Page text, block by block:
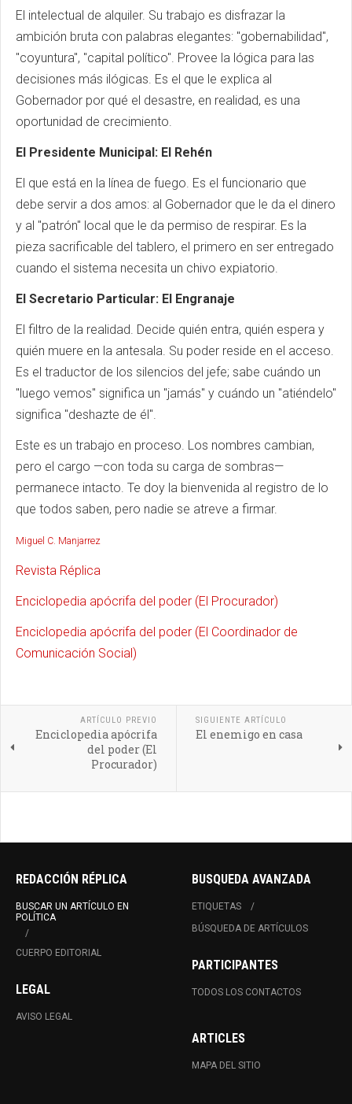
El intelectual de alquiler. Su trabajo es disfrazar la
ambición bruta con palabras elegantes: "gobernabilidad",
"coyuntura", "capital político". Provee la lógica para las
decisiones más ilógicas. Es el que le explica al
Gobernador por qué el desastre, en realidad, es una
oportunidad de crecimiento.
El Presidente Municipal: El Rehén
El que está en la línea de fuego. Es el funcionario que
debe servir a dos amos: al Gobernador que le da el dinero
y al "patrón" local que le da permiso de respirar. Es la
pieza sacrificable del tablero, el primero en ser entregado
cuando el sistema necesita un chivo expiatorio.
El Secretario Particular: El Engranaje
El filtro de la realidad. Decide quién entra, quién espera y
quién muere en la antesala. Su poder reside en el acceso.
Es el traductor de los silencios del jefe; sabe cuándo un
"luego vemos" significa un "jamás" y cuándo un "atiéndelo"
significa "deshazte de él".
Este es un trabajo en proceso. Los nombres cambian,
pero el cargo —con toda su carga de sombras—
permanece intacto. Te doy la bienvenida al registro de lo
que todos saben, pero nadie se atreve a firmar.
Miguel C. Manjarrez
Revista Réplica
Enciclopedia apócrifa del poder (El Procurador)
Enciclopedia apócrifa del poder (El Coordinador de
Comunicación Social)
ARTÍCULO PREVIO
Enciclopedia apócrifa
del poder (El
Procurador)
SIGUIENTE ARTÍCULO
El enemigo en casa
REDACCIÓN RÉPLICA
BUSCAR UN ARTÍCULO EN
POLÍTICA
CUERPO EDITORIAL
LEGAL
AVISO LEGAL
BUSQUEDA AVANZADA
ETIQUETAS
BÚSQUEDA DE ARTÍCULOS
PARTICIPANTES
TODOS LOS CONTACTOS
ARTICLES
MAPA DEL SITIO